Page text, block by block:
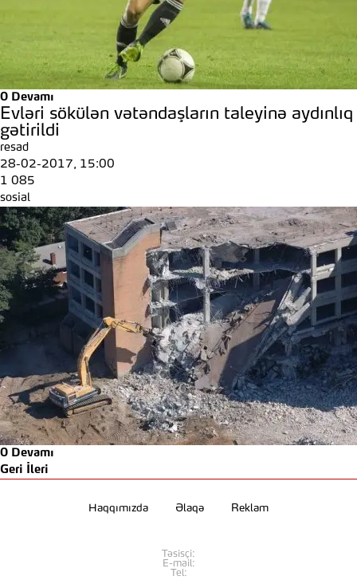
0 Devamı
Evləri sökülən vətəndaşların taleyinə aydınlıq
gətirildi
resad
28-02-2017, 15:00
1 085
sosial
0 Devamı
Geri
İleri
Haqqımızda Əlaqə Reklam
Təsisçi:
E-mail:
Tel: